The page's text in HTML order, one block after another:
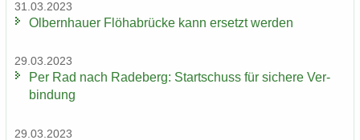
31.03.2023
Ol­bern­hau­er Flöha­b­rü­cke kann er­setzt wer­den
29.03.2023
Per Rad nach Ra­de­berg: Start­schuss für si­che­re Ver­
bin­dung
29.03.2023